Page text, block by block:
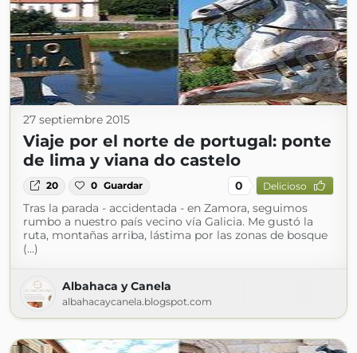
27 septiembre 2015
Viaje por el norte de portugal: ponte
de lima y viana do castelo
20 0 Guardar 0 Delicioso
Tras la parada - accidentada - en Zamora, seguimos
rumbo a nuestro país vecino vía Galicia. Me gustó la
ruta, montañas arriba, lástima por las zonas de bosque
(...)
Albahaca y Canela
albahacaycanela.blogspot.com